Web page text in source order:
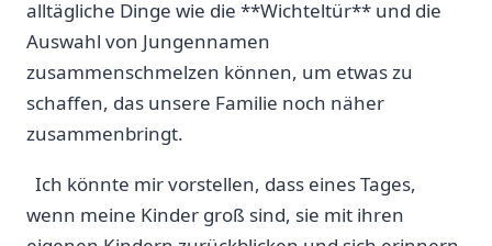
⁣alltägliche Dinge wie‍ die ⁢**Wichteltür** ​und die
Auswahl von​ Jungennamen⁣
zusammenschmelzen ⁤können, um etwas zu
schaffen, das unsere Familie noch näher‍
zusammenbringt.
‍ ‌ Ich könnte mir vorstellen, dass ​eines Tages,
wenn meine⁣ Kinder groß ​sind, ⁢sie mit ihren